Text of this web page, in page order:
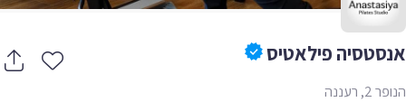
פילאטיס
רעננה